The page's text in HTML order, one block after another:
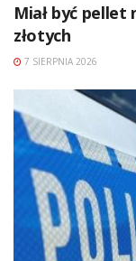
Miał być
złotych
7 SIERPNIA 2026